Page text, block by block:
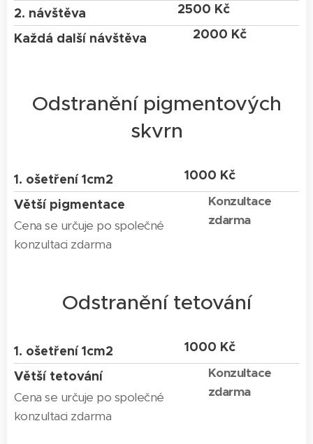
2. návštěva
2500 Kč
Každá další návštěva
2000 Kč
Odstranění pigmentových
skvrn
1. ošetření 1cm2
1000 Kč
Větší pigmentace
Cena se určuje po společné
konzultaci zdarma
Konzultace
zdarma
Odstranění tetování
1. ošetření 1cm2
1000 Kč
Větší tetování
Cena se určuje po společné
konzultaci zdarma
Konzultace
zdarma